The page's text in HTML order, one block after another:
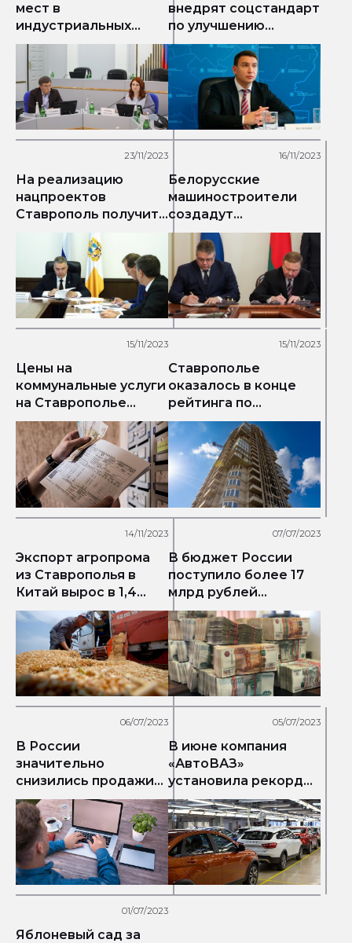
мест в
индустриальных
парках Ставрополья
достигло 2,4 тысячи
внедрят соцстандарт
по улучшению
качества жизни
23/11/2023
На реализацию
нацпроектов
Ставрополь получит
3,5 млрд рублей
16/11/2023
Белорусские
машиностроители
создадут
мультибрендовый
торгово-сервисный
центр на
Ставрополье
15/11/2023
Цены на
коммунальные услуги
на Ставрополье
вырастут почти на
10%
15/11/2023
Ставрополье
оказалось в конце
рейтинга по
ипотечным платежам
14/11/2023
Экспорт агропрома
из Ставрополья в
Китай вырос в 1,4
раза
07/07/2023
В бюджет России
поступило более 17
млрд рублей
неизвестного
происхождения
06/07/2023
В России
значительно
снизились продажи
ноутбуков
05/07/2023
В июне компания
«АвтоВАЗ»
установила рекорд
продаж за 2023 год
01/07/2023
Яблоневый сад за